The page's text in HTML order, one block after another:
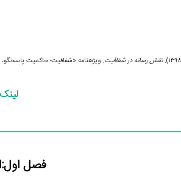
نقش رسانه در شفافیت. ویژه­نامه «شفافیت؛ حاکمیت
فصل